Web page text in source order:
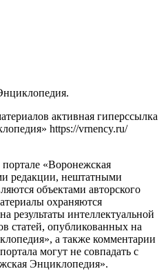
активная гиперссылка
https://vrnency.ru/
«Воронежская
редакции, нештатными
объектами авторского
охраняются
результаты интеллектуальной
статей, опубликованных на
а также комментарии
могут не совпадать с
Энциклопедия».